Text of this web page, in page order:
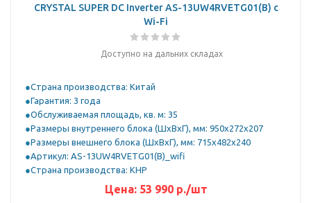
CRYSTAL SUPER DC Inverter AS-13UW4RVETG01(B) с
Wi-Fi
Доступно на дальних складах
Страна производства: Китай
Гарантия: 3 года
Обслуживаемая площадь, кв. м: 35
Размеры внутреннего блока (ШхВхГ), мм: 950x272x207
Размеры внешнего блока (ШхВхГ), мм: 715x482x240
Артикул: AS-13UW4RVETG01(B)_wifi
Страна производства: КНР
Цена: 53 990р./шт